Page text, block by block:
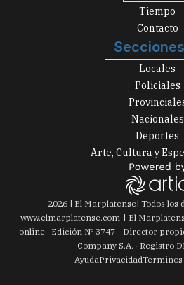
Tiempo
Contacto
Secciones
Locales
Policiales
Nacionales
Deportes
Arte, Cultura y
2026| El Marplatense| Todos los
www.elmarplatense.com
El
online · Edición Nº 3747- Director
Company S.A. · Registro
AyudaPrivacidadTerminos